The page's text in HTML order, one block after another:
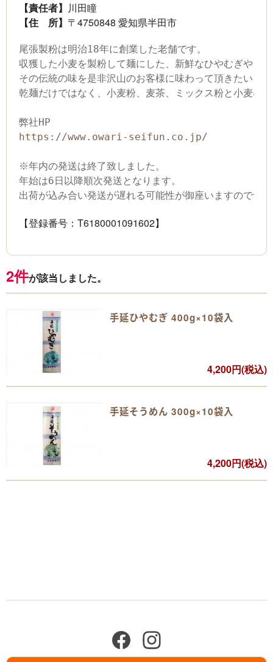
【責任者】 川田瞳
【住 所】 〒4750848 愛知県半田市
尾張製粉は明治18年に創業した老舗です。
収獲した小麦を製粉して麺にした、新鮮なひやむぎやう
その伝統の味を是非沢山のお客様に味わって頂きたいと
乾麺だけではなく、小麦粉、麦茶、ミックス粉と小麦に
弊社HP
https://www.owari-seifun.co.jp/
※年内の発送は終了致しました。
年始は6日以降順次発送となります。
出荷が込み合い発送が遅れる可能性が御座いますので予
【登録番号：T6180001091602】
2件が該当しました。
手延ひやむぎ 400g×10袋入
4,200円(税込)
手延そうめん 300g×10袋入
4,200円(税込)